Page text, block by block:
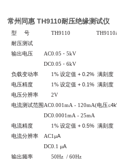
常州同惠 TH9110耐压绝缘测试仪
型 号 TH9110
耐压测试
输出电压
AC0.05 - 5kV
DC0.05 - 6kV
负载变动率
1% 设定值 + 0.2% 满刻度
电压精度
1% 设定值 + 0.1% 满刻度
电压分辨率
2V
电流测试范围 AC0.001mA - 120mA(电压≤
DC0.0001mA - 25mA
电流精度
1% 设定值 + 0.5% 满刻度
电流分辨率
AC1 μA
DC0.1 μA
输出频率 50Hz / 60Hz